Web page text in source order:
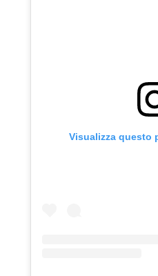
Visualizza questo